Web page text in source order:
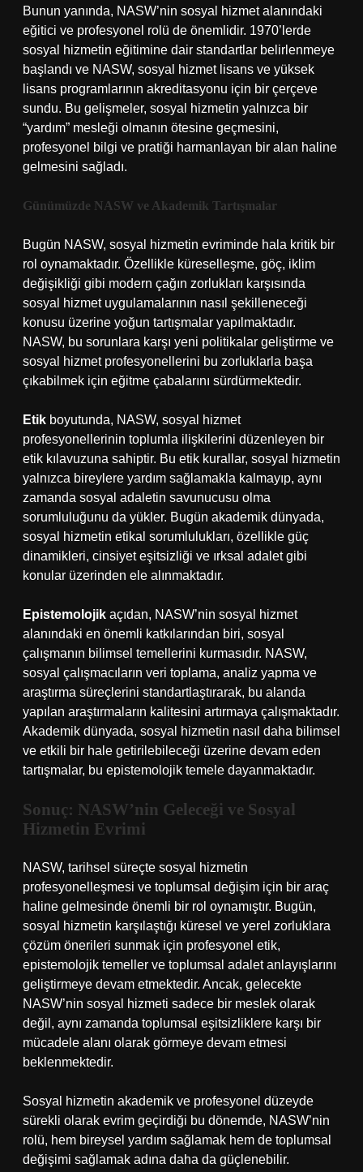
Bunun yanında, NASW’nin sosyal hizmet alanındaki
eğitici ve profesyonel rolü de önemlidir. 1970’lerde
sosyal hizmetin eğitimine dair standartlar belirlenmeye
başlandı ve NASW, sosyal hizmet lisans ve yüksek
lisans programlarının akreditasyonu için bir çerçeve
sundu. Bu gelişmeler, sosyal hizmetin yalnızca bir
“yardım” mesleği olmanın ötesine geçmesini,
profesyonel bilgi ve pratiği harmanlayan bir alan haline
gelmesini sağladı.
Günümüzde NASW ve Akademik Tartışmalar
Bugün NASW, sosyal hizmetin evriminde hala kritik bir
rol oynamaktadır. Özellikle küreselleşme, göç, iklim
değişikliği gibi modern çağın zorlukları karşısında
sosyal hizmet uygulamalarının nasıl şekilleneceği
konusu üzerine yoğun tartışmalar yapılmaktadır.
NASW, bu sorunlara karşı yeni politikalar geliştirme ve
sosyal hizmet profesyonellerini bu zorluklarla başa
çıkabilmek için eğitme çabalarını sürdürmektedir.
Etik boyutunda, NASW, sosyal hizmet
profesyonellerinin toplumla ilişkilerini düzenleyen bir
etik kılavuzuna sahiptir. Bu etik kurallar, sosyal hizmetin
yalnızca bireylere yardım sağlamakla kalmayıp, aynı
zamanda sosyal adaletin savunucusu olma
sorumluluğunu da yükler. Bugün akademik dünyada,
sosyal hizmetin etikal sorumlulukları, özellikle güç
dinamikleri, cinsiyet eşitsizliği ve ırksal adalet gibi
konular üzerinden ele alınmaktadır.
Epistemolojik açıdan, NASW’nin sosyal hizmet
alanındaki en önemli katkılarından biri, sosyal
çalışmanın bilimsel temellerini kurmasıdır. NASW,
sosyal çalışmacıların veri toplama, analiz yapma ve
araştırma süreçlerini standartlaştırarak, bu alanda
yapılan araştırmaların kalitesini artırmaya çalışmaktadır.
Akademik dünyada, sosyal hizmetin nasıl daha bilimsel
ve etkili bir hale getirilebileceği üzerine devam eden
tartışmalar, bu epistemolojik temele dayanmaktadır.
Sonuç: NASW’nin Geleceği ve Sosyal
Hizmetin Evrimi
NASW, tarihsel süreçte sosyal hizmetin
profesyonelleşmesi ve toplumsal değişim için bir araç
haline gelmesinde önemli bir rol oynamıştır. Bugün,
sosyal hizmetin karşılaştığı küresel ve yerel zorluklara
çözüm önerileri sunmak için profesyonel etik,
epistemolojik temeller ve toplumsal adalet anlayışlarını
geliştirmeye devam etmektedir. Ancak, gelecekte
NASW’nin sosyal hizmeti sadece bir meslek olarak
değil, aynı zamanda toplumsal eşitsizliklere karşı bir
mücadele alanı olarak görmeye devam etmesi
beklenmektedir.
Sosyal hizmetin akademik ve profesyonel düzeyde
sürekli olarak evrim geçirdiği bu dönemde, NASW’nin
rolü, hem bireysel yardım sağlamak hem de toplumsal
değişimi sağlamak adına daha da güçlenebilir.